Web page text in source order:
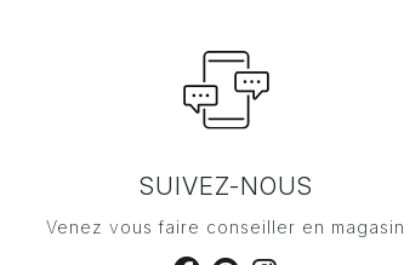
SUIVEZ-NOUS
Venez vous faire conseiller en magasin